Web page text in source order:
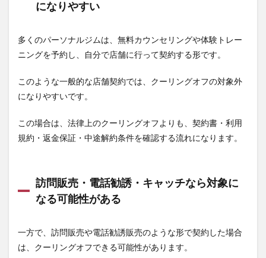
クー
フと
返金
保証
物
3
ソナ
ルジ
返金
した
い時
確認
する
こと
になりやすい
多くのパーソナルジムは、無料カウンセリングや体験トレー
ニングを予約し、自分で店舗に行って契約する形です。
このような一般的な店舗契約では、クーリングオフの対象外
になりやすいです。
この場合は、法律上のクーリングオフよりも、契約書・利用
規約・返金保証・中途解約条件を確認する流れになります。
訪問販売・電話勧誘・キャッチなら対象に
なる可能性がある
一方で、訪問販売や電話勧誘販売のような形で契約した場合
は、クーリングオフできる可能性があります。